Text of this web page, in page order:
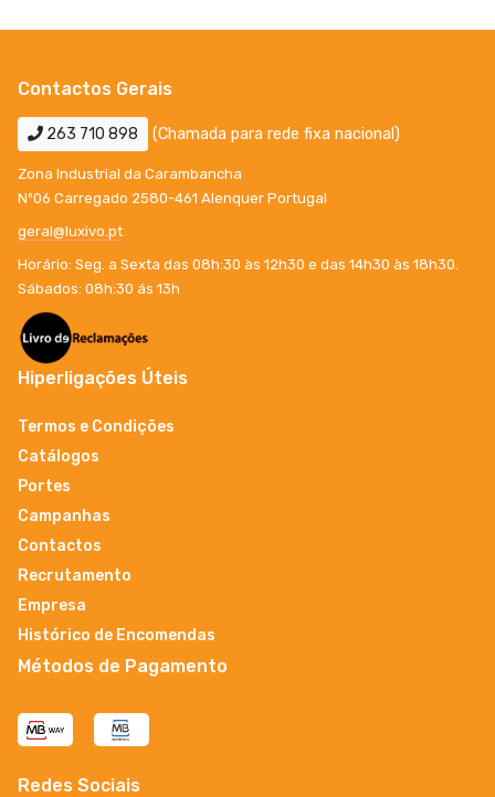
Contactos Gerais
263 710 898 (Chamada para rede fixa nacional)
Zona Industrial da Carambancha
Nº06 Carregado 2580-461 Alenquer Portugal
geral@luxivo.pt
Horário: Seg. a Sexta das 08h:30 às 12h30 e das 14h30 às 18h30.
Sábados: 08h:30 ás 13h
Hiperligações Úteis
Termos e Condições
Catálogos
Portes
Campanhas
Contactos
Recrutamento
Empresa
Histórico de Encomendas
Métodos de Pagamento
Redes Sociais